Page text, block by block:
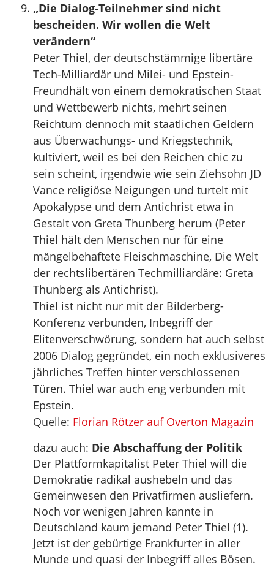
„Die Dialog-Teilnehmer sind nicht
bescheiden. Wir wollen die Welt
verändern“
Peter Thiel, der deutschstämmige libertäre
Tech-Milliardär und Milei- und Epstein-
Freundhält von einem demokratischen Staat
und Wettbewerb nichts, mehrt seinen
Reichtum dennoch mit staatlichen Geldern
aus Überwachungs- und Kriegstechnik,
kultiviert, weil es bei den Reichen chic zu
sein scheint, irgendwie wie sein Ziehsohn JD
Vance religiöse Neigungen und turtelt mit
Apokalypse und dem Antichrist etwa in
Gestalt von Greta Thunberg herum (Peter
Thiel hält den Menschen nur für eine
mängelbehaftete Fleischmaschine, Die Welt
der rechtslibertären Techmilliardäre: Greta
Thunberg als Antichrist).
Thiel ist nicht nur mit der Bilderberg-
Konferenz verbunden, Inbegriff der
Elitenverschwörung, sondern hat auch selbst
2006 Dialog gegründet, ein noch exklusiveres
jährliches Treffen hinter verschlossenen
Türen. Thiel war auch eng verbunden mit
Epstein.
Quelle: Florian Rötzer auf Overton Magazin
dazu auch: Die Abschaffung der Politik
Der Plattformkapitalist Peter Thiel will die
Demokratie radikal aushebeln und das
Gemeinwesen den Privatfirmen ausliefern.
Noch vor wenigen Jahren kannte in
Deutschland kaum jemand Peter Thiel (1).
Jetzt ist der gebürtige Frankfurter in aller
Munde und quasi der Inbegriff alles Bösen.